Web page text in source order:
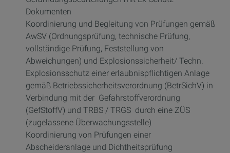
Dokumenten
Koordinierung und Begleitung von Prüfungen gemäß
AwSV (Ordnungsprüfung, technische Prüfung,
vollständige Prüfung, Feststellung von
Abweichungen) und Explosionssicherheit/ Techn.
Explosionsschutz einer erlaubnispflichtigen Anlage
gemäß Betriebssicherheitsverordnung (BetrSichV) in
Verbindung mit der Gefahrstoffverordnung
(GefStoffV) und TRBS / TRGS durch eine ZÜS
(zugelassene Überwachungsstelle)
Koordinierung von Prüfungen einer
Abscheideranlage und Dichtheitsprüfung